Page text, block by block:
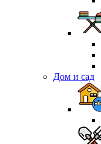
Дом и сад